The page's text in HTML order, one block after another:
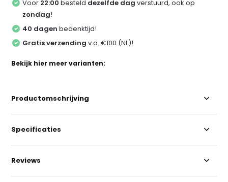
Voor 22:00 besteld dezelfde dag verstuurd, ook op
zondag!
40 dagen bedenktijd!
Gratis verzending v.a. €100 (NL)!
Bekijk hier meer varianten:
Productomschrijving
Specificaties
Reviews